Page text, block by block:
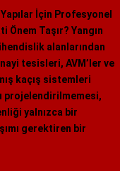
İçin Profesyonel
Önem Taşır? Yangın
alanlarından
tesisleri, AVM’ler ve
kaçış sistemleri
projelendirilmemesi,
yalnızca bir
gerektiren bir